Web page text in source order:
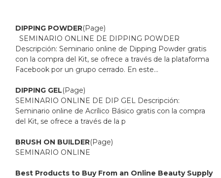
MÁS
DIPPING POWDER(Page)
SEMINARIO ONLINE DE DIPPING POWDER
Descripción: Seminario online de Dipping Powder gratis
con la compra del Kit, se ofrece a través de la plataforma
Facebook por un grupo cerrado. En este...
DIPPING GEL(Page)
SEMINARIO ONLINE DE DIP GEL Descripción:
Seminario online de Acrílico Básico gratis con la compra
del Kit, se ofrece a través de la p
BRUSH ON BUILDER(Page)
SEMINARIO ONLINE
Best Products to Buy From an Online Beauty Supply